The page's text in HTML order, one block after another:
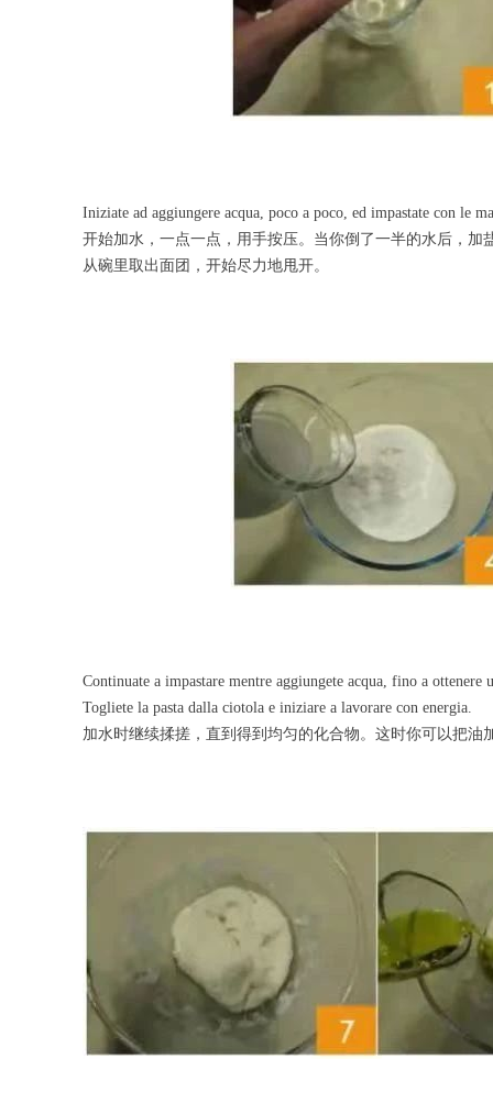
Iniziate ad aggiungere acqua, poco a poco, ed impastate con le
开始加水，一点一点，用手按压。当你倒了一半的水后，加
从碗里取出面团，开始尽力地甩开。
Continuate a impastare mentre aggiungete acqua, fino a
Togliete la pasta dalla ciotola e iniziare a lavorare con energia.
加水时继续揉搓，直到得到均匀的化合物。这时你可以把